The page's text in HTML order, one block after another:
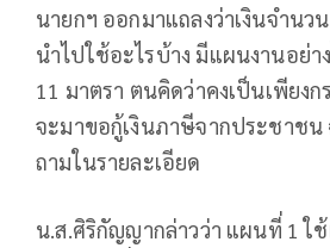
นายกฯ ออกมาแถลงว่าเงินจำน
นำไปใช้อะไรบ้าง มีแผนงานอย่า
11 มาตรา ตนคิดว่าคงเป็นเพียง
จะมาขอกู้เงินภาษีจากประชาชน
ถามในรายละเอียด
น.ส.ศิริกัญญากล่าวว่า แผนที่ 1 ใ